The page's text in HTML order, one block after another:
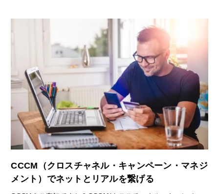
CCCM（クロスチャネル・キャンペーン・マネジ
メント）でネットとリアルを繋げる